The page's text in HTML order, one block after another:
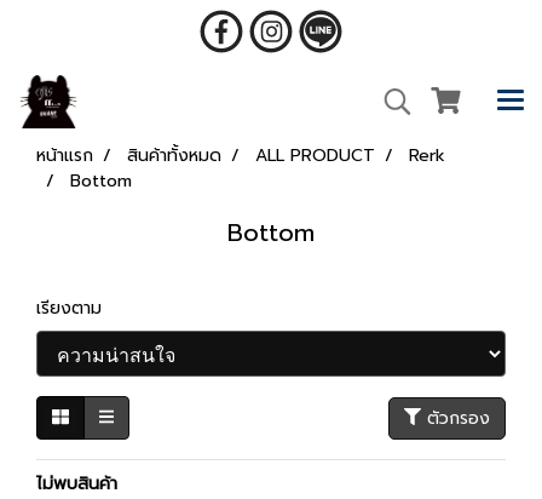
หน้าแรก สินค้าทั้งหมด ALL PRODUCT
Rerk
Bottom
Bottom
เรียงตาม
ตัวกรอง
ไม่พบสินค้า